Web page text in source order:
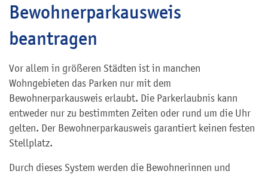
Bewohnerparkausweis
beantragen
Vor allem in größeren Städten ist in manchen
Wohngebieten das Parken nur mit dem
Bewohnerparkausweis erlaubt. Die Parkerlaubnis kann
entweder nur zu bestimmten Zeiten oder rund um die Uhr
gelten. Der Bewohnerparkausweis garantiert keinen festen
Stellplatz.
Durch dieses System werden die Bewohnerinnen und